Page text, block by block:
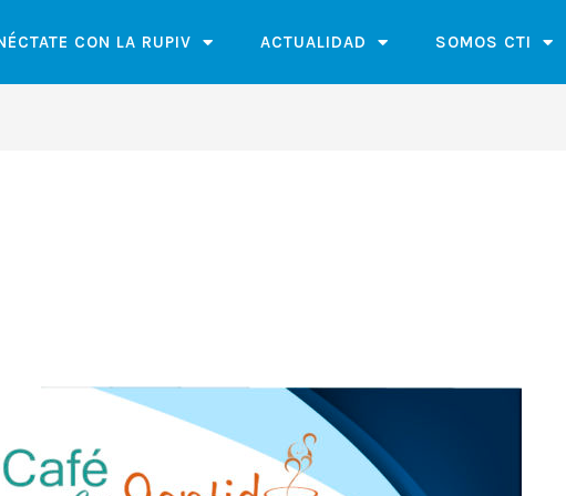
CON LA RUPIV ACTUALIDAD SOMOS CTI